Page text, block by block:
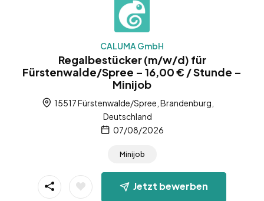
CALUMA GmbH
Regalbestücker (m/w/d) für
Fürstenwalde/Spree – 16,00 € / Stunde –
Minijob
15517 Fürstenwalde/Spree, Brandenburg,
Deutschland
07/08/2026
Minijob
Jetzt bewerben